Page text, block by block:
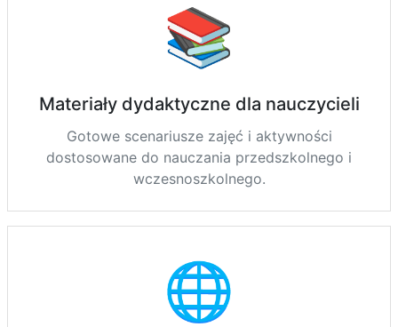
📚
Materiały dydaktyczne dla nauczycieli
Gotowe scenariusze zajęć i aktywności
dostosowane do nauczania przedszkolnego i
wczesnoszkolnego.
🌐